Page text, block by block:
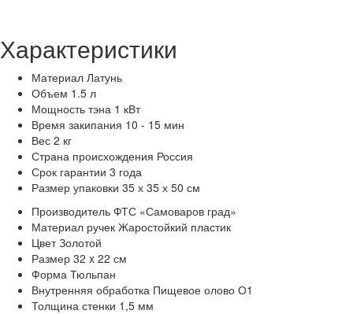
Характеристики
Материал Латунь
Объем 1.5 л
Мощность тэна 1 кВт
Время закипания 10 - 15 мин
Вес 2 кг
Страна происхождения Россия
Срок гарантии 3 года
Размер упаковки 35 х 35 х 50 см
Производитель ФТС «Самоваров град»
Материал ручек Жаростойкий пластик
Цвет Золотой
Размер 32 x 22 см
Форма Тюльпан
Внутренняя обработка Пищевое олово О1
Толщина стенки 1,5 мм